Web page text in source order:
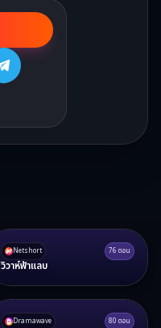
Netshort 76 ตอน
วิวาห์ฟ้าแลบ
Dramawave 80 ตอน